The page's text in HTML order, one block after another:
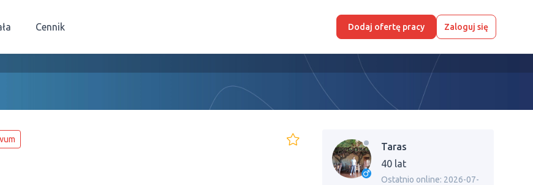
Cennik Dodaj ofertę pracy Zaloguj się
Taras
40 lat
Ostatnio online: 2026-07-